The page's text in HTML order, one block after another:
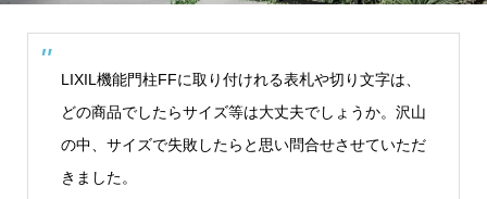
LIXIL機能門柱FFに取り付けれる表札や切り文字は、
どの商品でしたらサイズ等は大丈夫でしょうか。沢山
の中、サイズで失敗したらと思い問合せさせていただ
きました。